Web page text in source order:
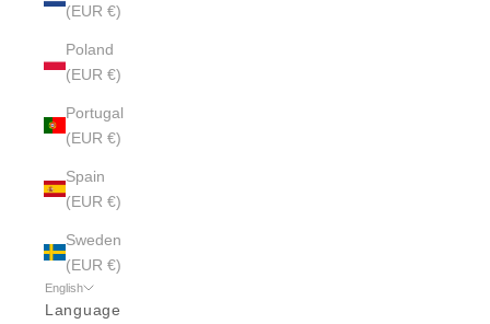
(EUR €)
Poland
(EUR €)
Portugal
(EUR €)
Spain
(EUR €)
Sweden
(EUR €)
English
Language